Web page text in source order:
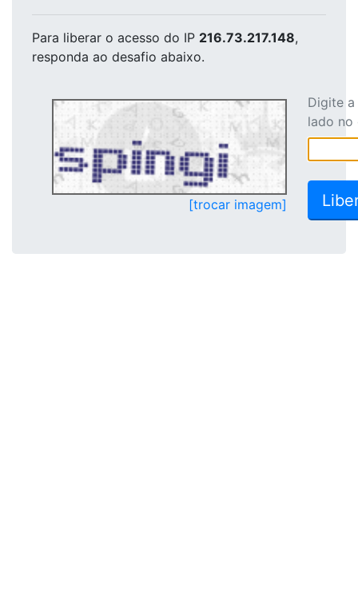
Para liberar o acesso do IP 216.73.217.148,
responda ao desafio abaixo.
[trocar imagem]
Digite
lado no